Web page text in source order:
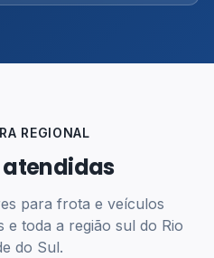
REGIONAL
para frota e veículos
e toda a região sul do Rio
do Sul.